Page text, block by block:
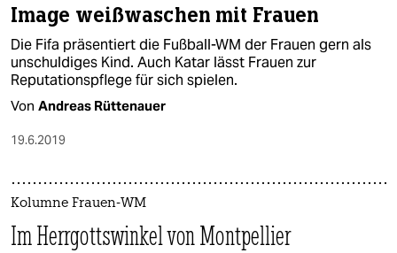
Image weißwaschen mit Frauen
Die Fifa präsentiert die Fußball-WM der Frauen gern als
unschuldiges Kind. Auch Katar lässt Frauen zur
Reputationspflege für sich spielen.
Von Andreas Rüttenauer
19.6.2019
Kolumne Frauen-WM
Im Herrgottswinkel von Montpellier